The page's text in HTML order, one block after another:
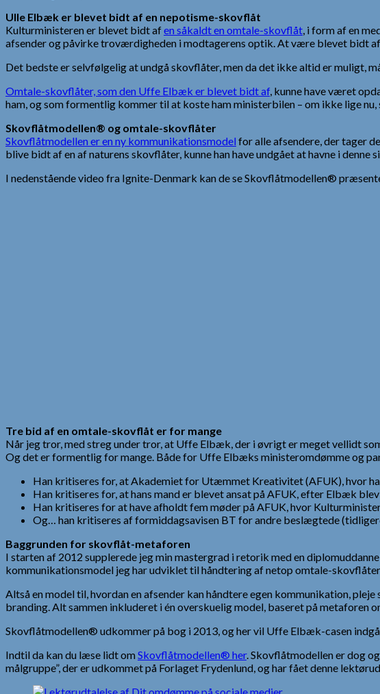
Ulle Elbæk er blevet bidt af en nepotisme-skovflåt
Kulturministeren er blevet bidt afen såkaldt en omtale-skovflåt, i form af en
afsender og påvirke troværdigheden i modtagerens optik. At være blevet bidt
Det bedste er selvfølgelig at undgå skovflåter, men da det ikke altid er muligt,
Omtale-skovflåter, som den Uffe Elbæk er blevet bidt af, kunne have været
ham, og som formentlig kommer til at koste ham ministerbilen – om ikke lige
Skovflåtmodellen® og omtale-skovflåter
Skovflåtmodellen er en ny kommunikationsmodel for alle afsendere, der tager
blive bidt af en af naturens skovflåter, kunne han have undgået at havne i denne
I nedenstående video fra Ignite-Denmark kan de se Skovflåtmodellen®
Tre bid af en omtale-skovflåt er for mange
Når jeg tror, med streg under tror, at Uffe Elbæk, der i øvrigt er meget vellidt
Og det er formentlig for mange. Både for Uffe Elbæks ministeromdømme og
Han kritiseres for, at Akademiet for Utæmmet Kreativitet (AFUK), hvor
Han kritiseres for, at hans mand er blevet ansat på AFUK, efter Elbæk
Han kritiseres for at have afholdt fem møder på AFUK, hvor
Og… han kritiseres af formiddagsavisen BT for andre beslægtede
Baggrunden for skovflåt-metaforen
I starten af 2012 supplerede jeg min mastergrad i retorik med en
kommunikationsmodel jeg har udviklet til håndtering af netop omtale-
Altså en model til, hvordan en afsender kan håndtere egen kommunikation,
branding. Alt sammen inkluderet i én overskuelig model, baseret på metaforen
Skovflåtmodellen® udkommer på bog i 2013, og her vil Uffe Elbæk-casen indgå
Indtil da kan du læse lidt omSkovflåtmodellen® her. Skovflåtmodellen er dog
målgruppe”, der er udkommet på Forlaget Frydenlund, og har fået denne